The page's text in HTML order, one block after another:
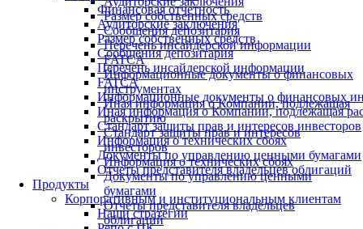
Финансовая отчетность
Аудиторские заключения
Размер собственных средств
Сообщения депозитария
Перечень инсайдерской информации
FATCA
Информационные документы о финансовых
Иная информация о Компании, подлежащая
Стандарт защиты прав и интересов инвесторов
Информация о технических сбоях
Документы по управлению ценными бумагами
Отчеты представителя владельцев облигаций
Продукты
Корпоративным и институциональным клиентам
Наши стратегии
Размер собственных средств
Сообщения депозитария
Перечень инсайдерской информации
FATCA
Информационные документы о финансовых
инструментах
Иная информация о Компании, подлежащая
раскрытию
Стандарт защиты прав и интересов
инвесторов
Информация о технических сбоях
Документы по управлению ценными
бумагами
Отчеты представителя владельцев
облигаций